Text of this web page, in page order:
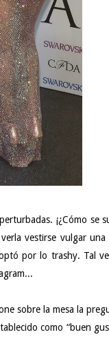
¡¿Cómo se
vestirse vulgar
por lo trashy. Tal
sobre la mesa la
como “buen